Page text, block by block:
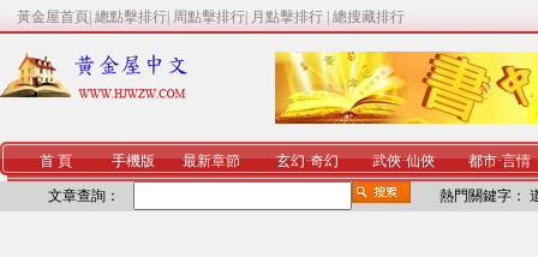
黃金屋首頁 總點擊排行 周點擊排行 月點擊排行 總搜藏排行
首 頁 手機版 最新章節 玄幻·奇幻 武俠·仙俠 都市·言情
文章查詢： 熱門關鍵字：